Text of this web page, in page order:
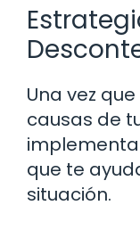
Una vez
causas de
que te
situación.